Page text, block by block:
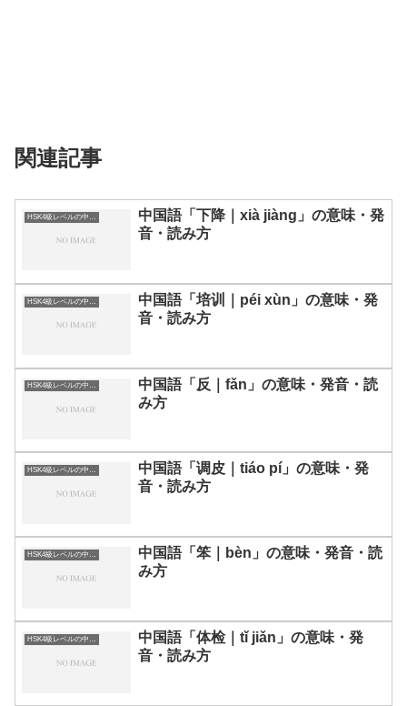
関連記事
中国語「下降｜xià jiàng」の意味・発
音・読み方
中国語「培训｜péi xùn」の意味・発
音・読み方
HSK4級レベルの中国語
中国語「反｜fǎn」の意味・発音・読
み方
HSK4級レベルの中国語
中国語「调皮｜tiáo pí」の意味・発
音・読み方
HSK4級レベルの中国語
中国語「笨｜bèn」の意味・発音・読
み方
HSK4級レベルの中国語
中国語「体检｜tǐ jiǎn」の意味・発
音・読み方